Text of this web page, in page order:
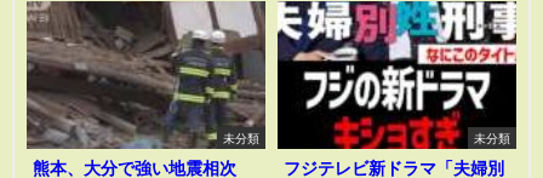
未分類
熊本、大分で強い地震相次
未分類
フジテレビ新ドラマ「夫婦別